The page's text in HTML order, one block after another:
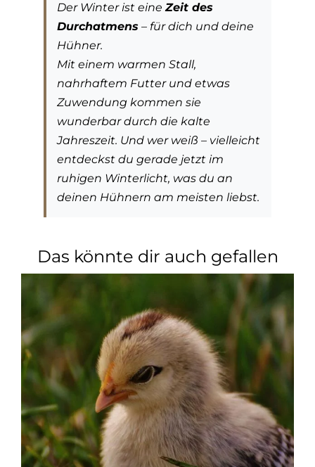
Der Winter ist eineZeit des
Durchatmens – für dich und deine
Hühner.
Mit einem warmen Stall,
nahrhaftem Futter und etwas
Zuwendung kommen sie
wunderbar durch die kalte
Jahreszeit. Und wer weiß – vielleicht
entdeckst du gerade jetzt im
ruhigen Winterlicht, was du an
deinen Hühnern am meisten liebst.
Das könnte dir auch gefallen